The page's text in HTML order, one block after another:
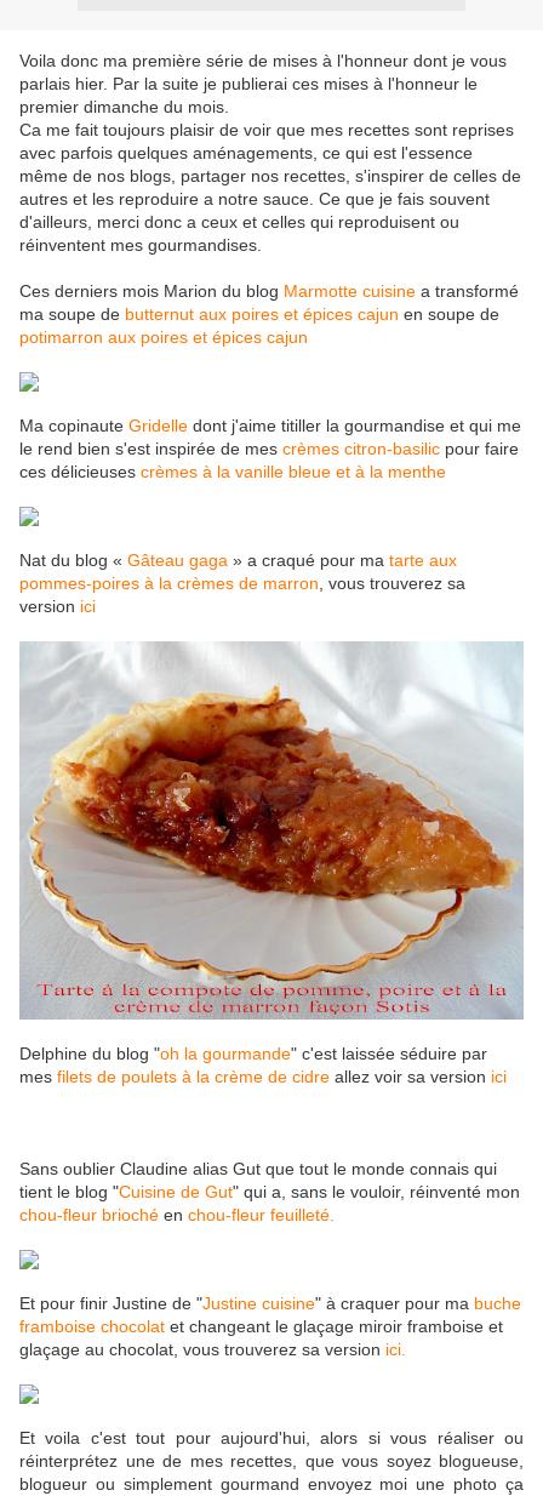
Voila donc ma première série de mises à l'honneur dont je vous
parlais hier. Par la suite je publierai ces mises à l'honneur le
premier dimanche du mois.
Ca me fait toujours plaisir de voir que mes recettes sont reprises
avec parfois quelques aménagements, ce qui est l'essence
même de nos blogs, partager nos recettes, s'inspirer de celles de
autres et les reproduire a notre sauce. Ce que je fais souvent
d'ailleurs, merci donc a ceux et celles qui reproduisent ou
réinventent mes gourmandises.
Ces derniers mois Marion du blog Marmotte cuisine a transformé
ma soupe de butternut aux poires et épices cajun en soupe de
potimarron aux poires et épices cajun
Ma copinaute Gridelle dont j'aime titiller la gourmandise et qui me
le rend bien s'est inspirée de mes crèmes citron-basilic pour faire
ces délicieuses crèmes à la vanille bleue et à la menthe
Nat du blog « Gâteau gaga » a craqué pour ma tarte aux
pommes-poires à la crèmes de marron , vous trouverez sa
version ici
Delphine du blog "oh la gourmande" c'est laissée séduire par
mes filets de poulets à la crème de cidre allez voir sa version ici
Sans oublier Claudine alias Gut que tout le monde connais qui
tient le blog "Cuisine de Gut" qui a, sans le vouloir, réinventé mon
chou-fleur brioché en chou-fleur feuilleté.
Et pour finir Justine de "Justine cuisine" à craquer pour ma buche
framboise chocolat et changeant le glaçage miroir framboise et
glaçage au chocolat, vous trouverez sa version ici.
Et voila c'est tout pour aujourd'hui, alors si vous réaliser ou
réinterprétez une de mes recettes, que vous soyez blogueuse,
blogueur ou simplement gourmand envoyez moi une photo ça